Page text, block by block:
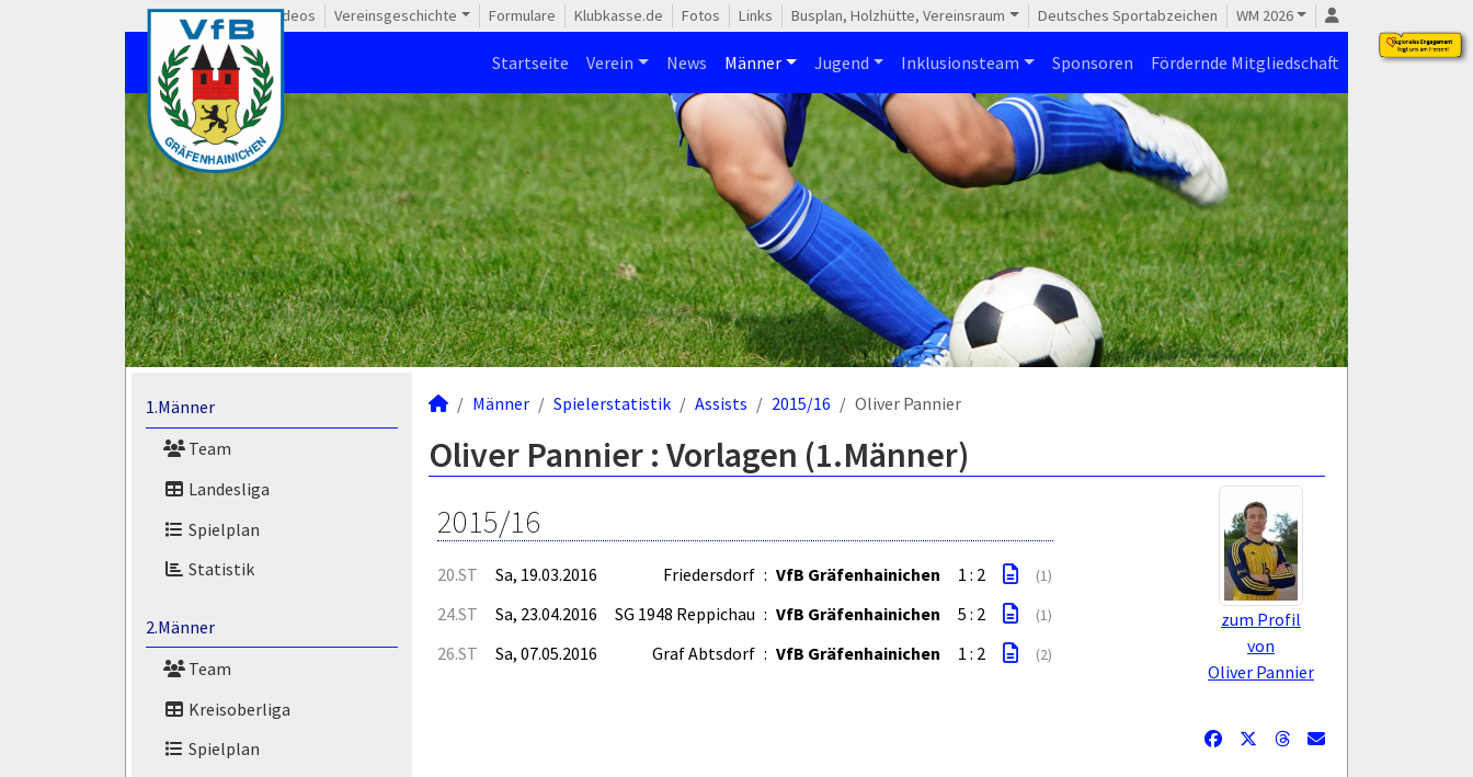
Videos Vereinsgeschichte Formulare Klubkasse.de Fotos Links Busplan, Holzhütte, Vereinsraum Deutsches Sportabzeichen WM 2026
Startseite Verein News Männer Jugend Inklusionsteam Sponsoren Fördernde Mitgliedschaft
1.Männer
Team
Landesliga
Spielplan
Statistik
2.Männer
Team
Kreisoberliga
Spielplan
Männer Spielerstatistik Assists 2015/16 Oliver Pannier
Oliver Pannier : Vorlagen (1.Männer)
zum Profil
von
Oliver Pannier
2015/16
20.ST Sa, 19.03.2016 Friedersdorf : VfB Gräfenhainichen 1 : 2 (1)
24.ST Sa, 23.04.2016 SG 1948 Reppichau : VfB Gräfenhainichen 5 : 2 (1)
26.ST Sa, 07.05.2016 Graf Abtsdorf : VfB Gräfenhainichen 1 : 2 (2)